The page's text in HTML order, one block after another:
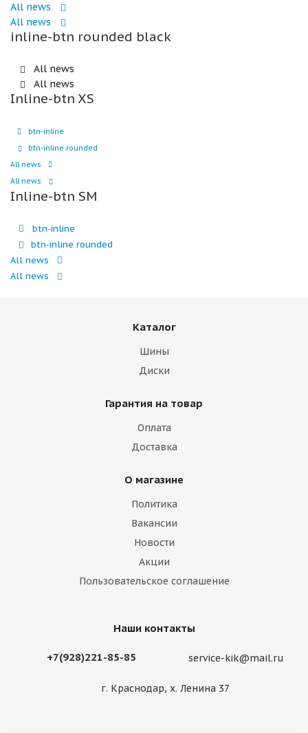
All news
All news
inline-btn rounded black
All news
All news
Inline-btn XS
btn-inline
btn-inline rounded
All news
All news
Inline-btn SM
btn-inline
btn-inline rounded
All news
All news
Каталог
Шины
Диски
Гарантия на товар
Оплата
Доставка
О магазине
Политика
Вакансии
Новости
Акции
Пользовательское соглашение
Наши контакты
+7(928)221-85-85 service-kik@mail.ru
г. Краснодар, х. Ленина 37